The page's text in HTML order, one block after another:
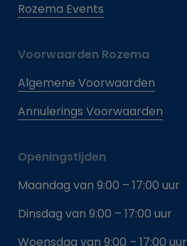
Rozema Events
Voorwaarden Rozema
Algemene Voorwaarden
Annulerings Voorwaarden
Openingstijden
Maandag van 9:00 – 17:00 uur
Dinsdag van 9:00 – 17:00 uur
Woensdag van 9:00 – 17:00 uur